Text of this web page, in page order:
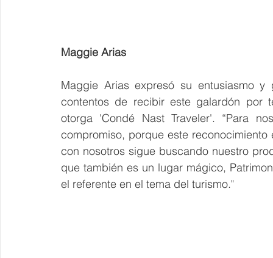
Maggie Arias
Maggie Arias expresó su entusiasmo
contentos de recibir este galardón por
otorga 'Condé Nast Traveler'. “Para
compromiso, porque este
con nosotros sigue buscando nuestro
que también es un lugar mágico,
el referente en el tema del turismo."